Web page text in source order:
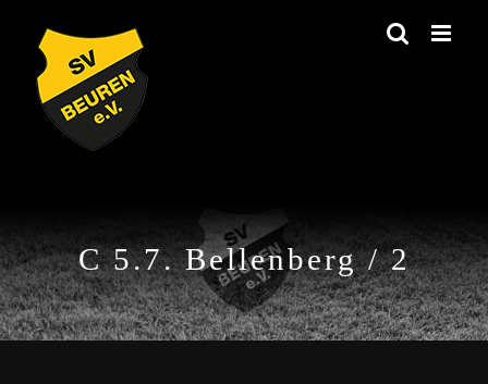
Inhalt
springen
C 5.7. Bellenberg / 2